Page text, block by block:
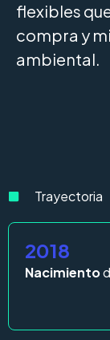
flexibles
compra y
ambiental.
Trayectoria
2018
Nacimiento